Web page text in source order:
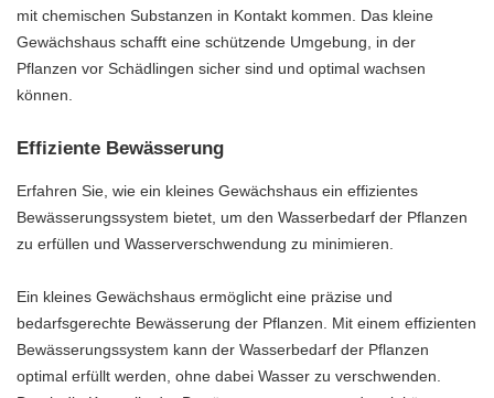
mit chemischen Substanzen in Kontakt kommen. Das kleine
Gewächshaus schafft eine schützende Umgebung, in der
Pflanzen vor Schädlingen sicher sind und optimal wachsen
können.
Effiziente Bewässerung
Erfahren Sie, wie ein kleines Gewächshaus ein effizientes
Bewässerungssystem bietet, um den Wasserbedarf der Pflanzen
zu erfüllen und Wasserverschwendung zu minimieren.
Ein kleines Gewächshaus ermöglicht eine präzise und
bedarfsgerechte Bewässerung der Pflanzen. Mit einem effizienten
Bewässerungssystem kann der Wasserbedarf der Pflanzen
optimal erfüllt werden, ohne dabei Wasser zu verschwenden.